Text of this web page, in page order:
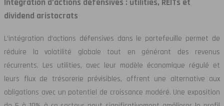
Intégration d’actions défensives : utilities, REITs et
dividend aristocrats
L’intégration d’actions défensives dans le portefeuille permet de
réduire la volatilité globale tout en générant des revenus
récurrents. Les utilities, avec leur modèle économique régulé et
leurs flux de trésorerie prévisibles, offrent une alternative aux
obligations avec un potentiel de croissance modéré. Une exposition